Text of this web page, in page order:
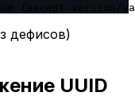
(except version/
дефисов)
UUID